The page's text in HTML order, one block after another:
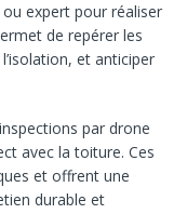
expert pour réaliser
de repérer les
et anticiper
par drone
avec la toiture. Ces
et offrent une
durable et